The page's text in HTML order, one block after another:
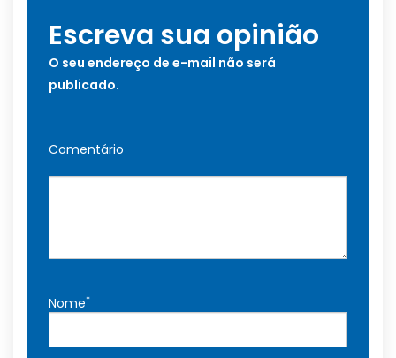
Escreva sua opinião
O seu endereço de e-mail não será
publicado.
Comentário
Nome*